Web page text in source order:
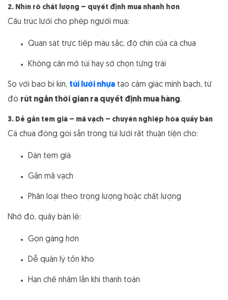
2. Nhìn rõ chất lượng – quyết định mua nhanh hơn
Cấu trúc lưới cho phép người mua:
Quan sát trực tiếp màu sắc, độ chín của cà chua
Không cần mở túi hay sờ chọn từng trái
So với bao bì kín, túi lưới nhựa tạo cảm giác minh bạch, từ
đó rút ngắn thời gian ra quyết định mua hàng.
3. Dễ gắn tem giá – mã vạch – chuyên nghiệp hóa quầy bán
Cà chua đóng gói sẵn trong túi lưới rất thuận tiện cho:
Dán tem giá
Gắn mã vạch
Phân loại theo trọng lượng hoặc chất lượng
Nhờ đó, quầy bán lẻ:
Gọn gàng hơn
Dễ quản lý tồn kho
Hạn chế nhầm lẫn khi thanh toán